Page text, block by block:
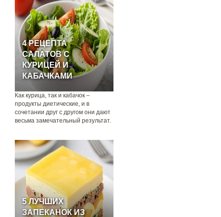
4 РЕЦЕПТА
САЛАТОВ С
КУРИЦЕЙ И
КАБАЧКАМИ
Как курица, так и кабачок –
продукты диетические, и в
сочетании друг с другом они дают
весьма замечательный результат.
5 ЛУЧШИХ
ЗАПЕКАНОК ИЗ